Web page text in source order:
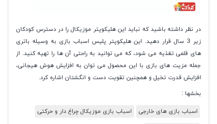
در نظر داشته باشید که نباید این هلیکوپتر موزیکال را در دسترس کودکان
زیر 3 سال قرار دهید. این هلیکوپتر پلیس اسباب بازی به وسیله باتری
های قلمی تغذیه می شود، که می توانید به راحتی آن ها را تهیه کنید. از
جمله مزیت های بازی با این محصول می توان به افزایش هوش هیجانی،
افزایش قدرت تخیل و همچنین تقویت دست و انگشتان اشاره کرد.
بخشها :
اسباب بازی های خارجی اسباب بازی موزیکال چراغ دار و حرکتی